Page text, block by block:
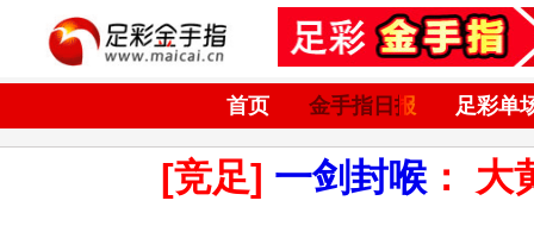
首页 金手指日报 足彩单
[竞足] 一剑封喉 ：